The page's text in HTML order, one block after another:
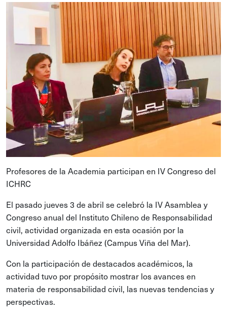
Profesores de la Academia participan en IV Congreso del
ICHRC
El pasado jueves 3 de abril se celebró la IV Asamblea y
Congreso anual del Instituto Chileno de Responsabilidad
civil, actividad organizada en esta ocasión por la
Universidad Adolfo Ibáñez (Campus Viña del Mar).
Con la participación de destacados académicos, la
actividad tuvo por propósito mostrar los avances en
materia de responsabilidad civil, las nuevas tendencias y
perspectivas.